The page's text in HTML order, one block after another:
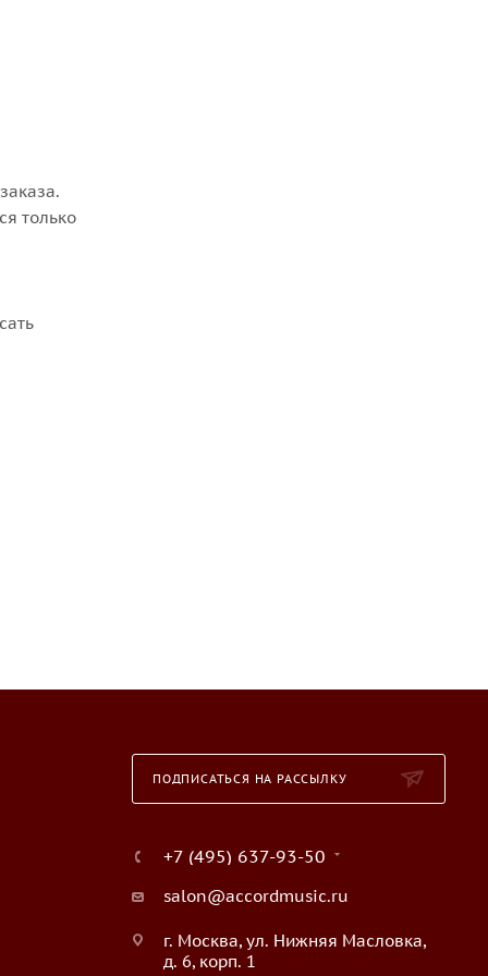
только
ПОДПИСАТЬСЯ НА РАССЫЛКУ
+7 (495) 637-93-50
salon@accordmusic.ru
г. Москва, ул. Нижняя Масловка,
д. 6, корп. 1